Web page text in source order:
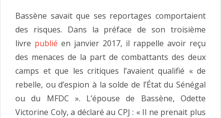
Bassène savait que ses reportages comportaient
des risques. Dans la préface de son troisième
livre publié en janvier 2017, il rappelle avoir reçu
des menaces de la part de combattants des deux
camps et que les critiques l’avaient qualifié « de
rebelle, ou d’espion à la solde de l’État du Sénégal
ou du MFDC ». L’épouse de Bassène, Odette
Victorine Coly, a déclaré au CPJ : « Il ne prenait plus